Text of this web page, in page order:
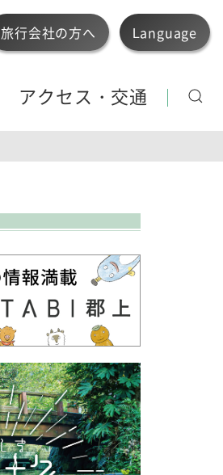
旅行会社の方へ Language
アクセス・交通